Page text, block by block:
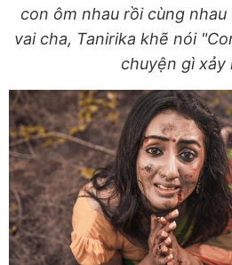
con ôm nhau rồi cùng
vai cha, Tanirika khẽ nói
chuyện gì xảy